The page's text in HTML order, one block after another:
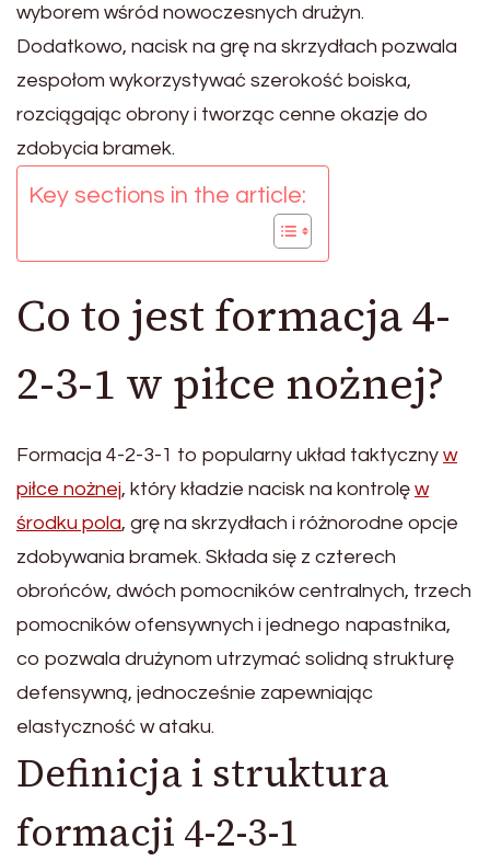
wyborem wśród nowoczesnych drużyn.
Dodatkowo, nacisk na grę na skrzydłach pozwala
zespołom wykorzystywać szerokość boiska,
rozciągając obrony i tworząc cenne okazje do
zdobycia bramek.
Key sections in the article:
Co to jest formacja 4-
2-3-1 w piłce nożnej?
Formacja 4-2-3-1 to popularny układ taktyczny w
piłce nożnej, który kładzie nacisk na kontrolę w
środku pola, grę na skrzydłach i różnorodne opcje
zdobywania bramek. Składa się z czterech
obrońców, dwóch pomocników centralnych, trzech
pomocników ofensywnych i jednego napastnika,
co pozwala drużynom utrzymać solidną strukturę
defensywną, jednocześnie zapewniając
elastyczność w ataku.
Definicja i struktura
formacji 4-2-3-1